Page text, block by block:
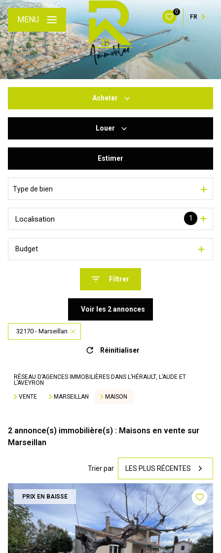
0
FR
MENU
Acheter
Du neuf
Louer
De l'immo pro
Estimer
Type de bien
1
Localisation
Budget
Filtrer
Voir les 2annonces
32170 - Marseillan
Réinitialiser
RÉSEAU D’AGENCES IMMOBILIÈRES DANS L’HÉRAULT, L’AUDE ET
L’AVEYRON
VENTE
MARSEILLAN MAISON
2 annonce(s) immobilière(s) : Maisons en vente sur
Marseillan
Trier par LES PLUS RÉCENTES
PRIX EN BAISSE